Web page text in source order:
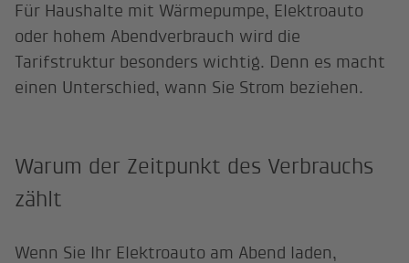
Für Haushalte mit Wärmepumpe, Elektroauto
oder hohem Abendverbrauch wird die
Tarifstruktur besonders wichtig. Denn es macht
einen Unterschied, wann Sie Strom beziehen.
Warum der Zeitpunkt des Verbrauchs
zählt
Wenn Sie Ihr Elektroauto am Abend laden,